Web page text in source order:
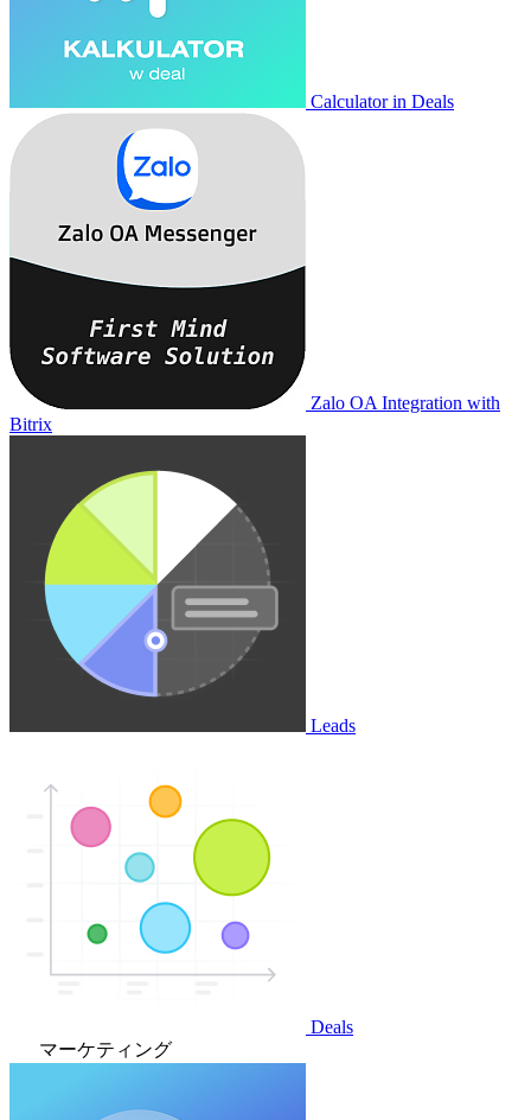
Calculator in Deals
Zalo OA Integration with
Bitrix
Leads
Deals
マーケティング